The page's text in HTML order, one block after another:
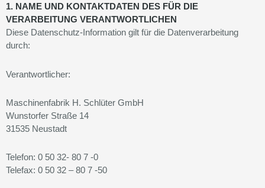
1. NAME UND KONTAKTDATEN DES FÜR DIE
VERARBEITUNG VERANTWORTLICHEN
Diese Datenschutz-Information gilt für die Datenverarbeitung
durch:
Verantwortlicher:
Maschinenfabrik H. Schlüter GmbH
Wunstorfer Straße 14
31535 Neustadt
Telefon: 0 50 32- 80 7 -0
Telefax: 0 50 32 – 80 7 -50